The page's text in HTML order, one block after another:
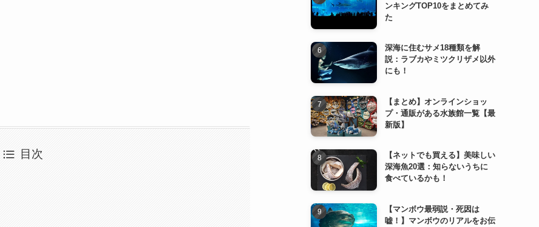
目次
ンキングTOP10をまとめてみ
た
深海に住むサメ18種類を解
説：ラブカやミツクリザメ以外
にも！
【まとめ】オンラインショッ
プ・通販がある水族館一覧【最
新版】
【ネットでも買える】美味しい
深海魚20選：知らないうちに
食べているかも！
【マンボウ最弱説・死因は
嘘！】マンボウのリアルをお伝